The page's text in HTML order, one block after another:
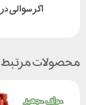
اگر سوالی
محصولات مرتبط